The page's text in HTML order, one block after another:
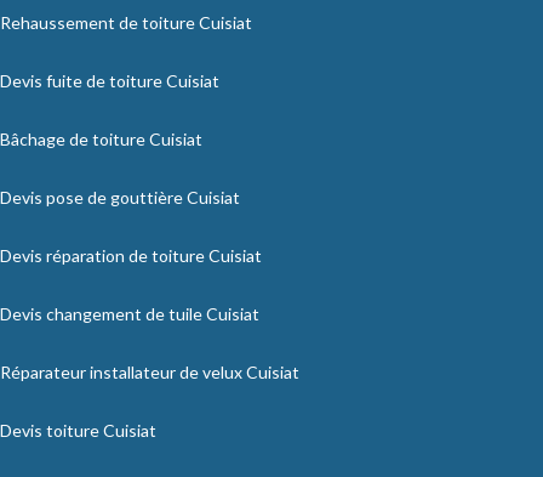
Rehaussement de toiture Cuisiat
Devis fuite de toiture Cuisiat
Bâchage de toiture Cuisiat
Devis pose de gouttière Cuisiat
Devis réparation de toiture Cuisiat
Devis changement de tuile Cuisiat
Réparateur installateur de velux Cuisiat
Devis toiture Cuisiat